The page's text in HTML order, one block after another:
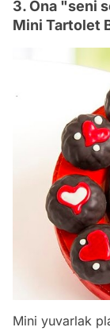
3. Ona "seni
Mini Tartolet
Mini yuvarlak